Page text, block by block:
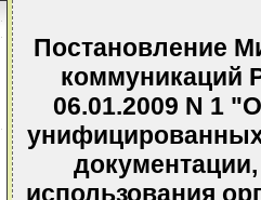
Постановление
коммуникаций
06.01.2009 N 1
использования